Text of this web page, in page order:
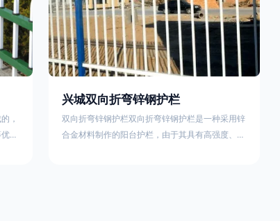
，
兴城双向折弯锌钢护栏
双向折弯锌钢护栏双向折弯锌钢护栏是一种采用锌
合金材料制作的阳台护栏，由于其具有高强度、高